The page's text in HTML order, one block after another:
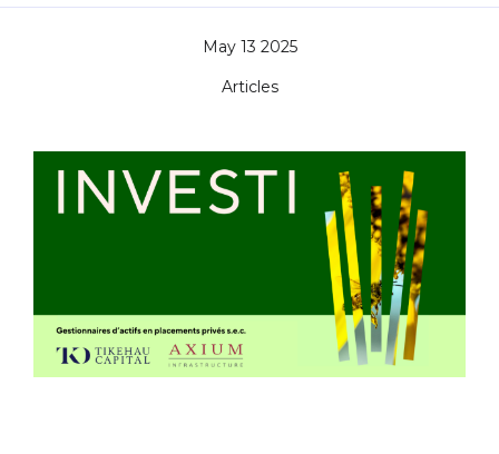
Articles
May 13 2025